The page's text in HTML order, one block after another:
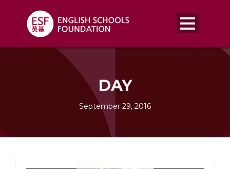
DAY
September 29, 2016